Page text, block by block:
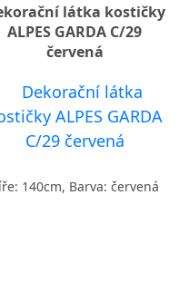
látka kostičky
ALPES GARDA C/29
červená
140cm, Barva: červená